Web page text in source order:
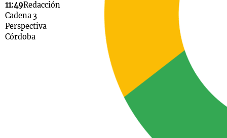
11:49Redacción
Cadena 3
Perspectiva
Córdoba